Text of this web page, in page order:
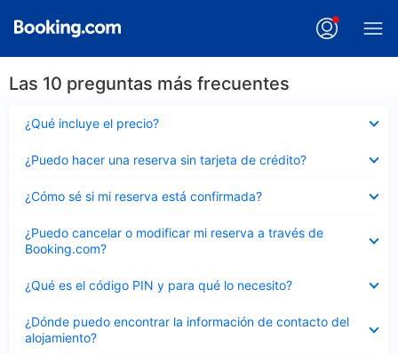
Las 10 preguntas más frecuentes
¿Qué incluye el precio?
cerrado
¿Puedo hacer una reserva sin tarjeta de crédito?
cerrado
¿Cómo sé si mi reserva está confirmada?
cerrado
¿Puedo cancelar o modificar mi reserva a través de
Booking.com?
cerrado
¿Qué es el código PIN y para qué lo necesito?
cerrado
¿Dónde puedo encontrar la información de contacto del
alojamiento?
cerrado